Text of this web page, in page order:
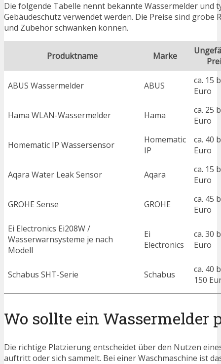
Die folgende Tabelle nennt bekannte Wassermelder und
Gebäudeschutz verwendet werden. Die Preise sind
und Zubehör schwanken können.
Produktname Marke
ABUS Wassermelder ABUS
ca. 15
Euro
Hama WLAN-Wassermelder Hama
ca. 25
Euro
Homematic IP Wassersensor
Homematic
IP
ca. 40
Euro
Aqara Water Leak Sensor Aqara
ca. 15
Euro
GROHE Sense GROHE
ca. 45
Euro
Ei Electronics Ei208W /
Wasserwarnsysteme je nach
Modell
Ei
Electronics
ca. 30
Euro
Schabus SHT-Serie Schabus
ca. 40
150
Wo sollte ein Wassermelder
Die richtige Platzierung entscheidet über den Nutzen
auftritt oder sich sammelt. Bei einer Waschmaschine ist